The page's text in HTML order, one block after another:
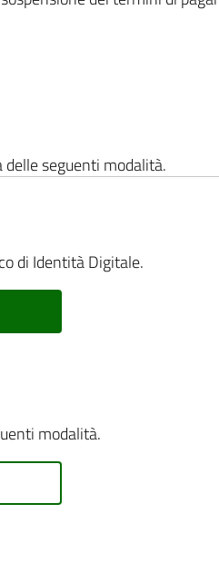
delle seguenti modalità.
di Identità Digitale.
modalità.